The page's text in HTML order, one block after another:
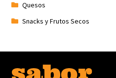
Quesos
Snacks y Frutos Secos